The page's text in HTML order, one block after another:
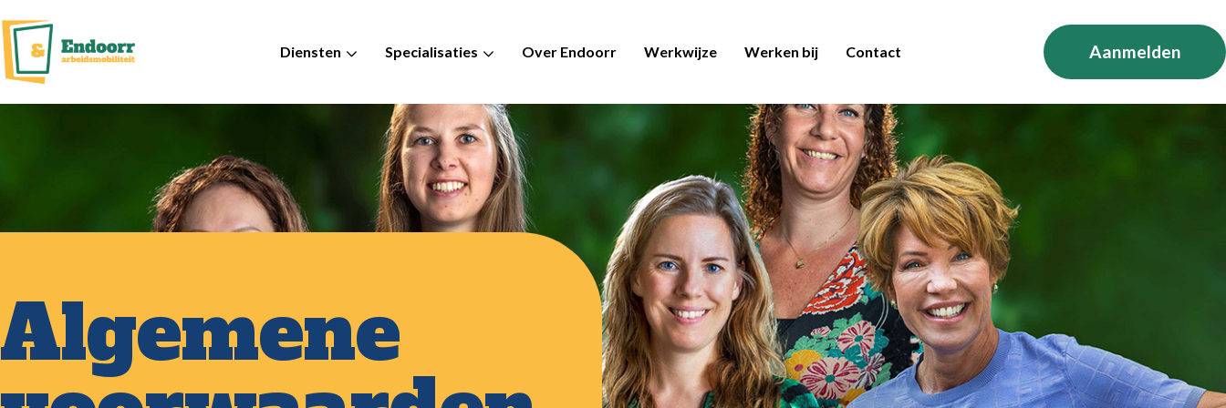
Diensten Specialisaties Over Endoorr Werkwijze Werken bij Contact Aanmelden
Algemene